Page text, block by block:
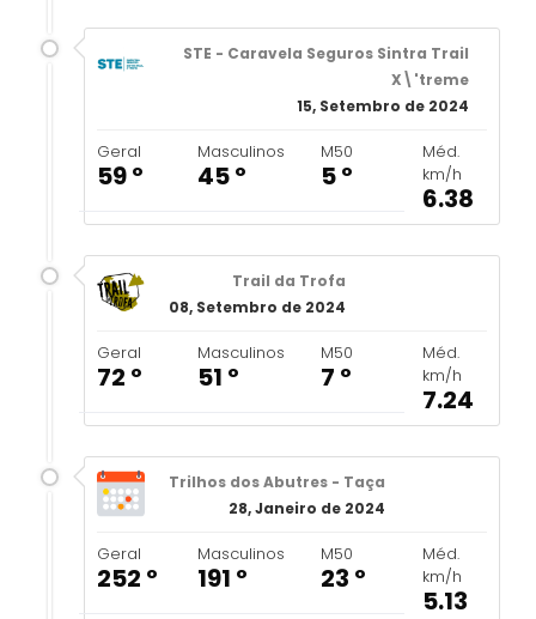
STE - Caravela Seguros Sintra Trail
X\'treme
15, Setembro de 2024
Geral
59 º
Masculinos
45 º
M50
5 º
Méd.
km/h
6.38
Trail da Trofa
08, Setembro de 2024
Geral
72 º
Masculinos
51 º
M50
7 º
Méd.
km/h
7.24
Trilhos dos Abutres - Taça
28, Janeiro de 2024
Geral
252 º
Masculinos
191 º
M50
23 º
Méd.
km/h
5.13